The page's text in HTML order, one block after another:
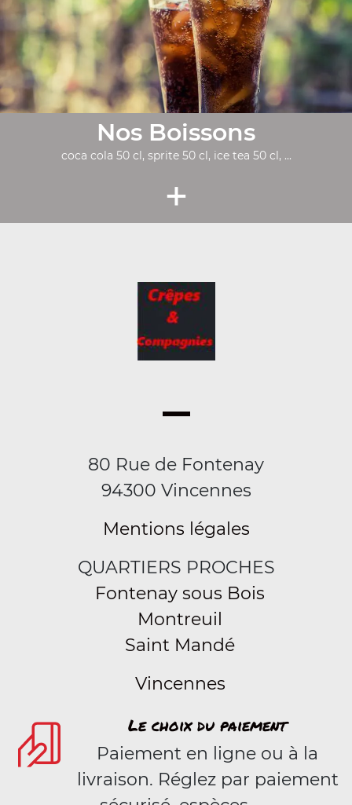
Nos Boissons
coca cola 50 cl, sprite 50 cl, ice tea 50 cl, ...
+
80 Rue de Fontenay
94300 Vincennes
Mentions légales
QUARTIERS PROCHES
Fontenay sous Bois
Montreuil
Saint Mandé
Vincennes
Le choix du paiement
Paiement en ligne ou à la
livraison. Réglez par paiement